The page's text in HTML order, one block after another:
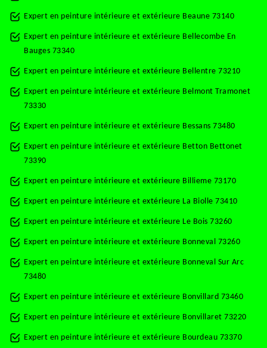
Expert en peinture intérieure et extérieure Beaune 73140
Expert en peinture intérieure et extérieure Bellecombe En
Bauges 73340
Expert en peinture intérieure et extérieure Bellentre 73210
Expert en peinture intérieure et extérieure Belmont Tramonet
73330
Expert en peinture intérieure et extérieure Bessans 73480
Expert en peinture intérieure et extérieure Betton Bettonet
73390
Expert en peinture intérieure et extérieure Billieme 73170
Expert en peinture intérieure et extérieure La Biolle 73410
Expert en peinture intérieure et extérieure Le Bois 73260
Expert en peinture intérieure et extérieure Bonneval 73260
Expert en peinture intérieure et extérieure Bonneval Sur Arc
73480
Expert en peinture intérieure et extérieure Bonvillard 73460
Expert en peinture intérieure et extérieure Bonvillaret 73220
Expert en peinture intérieure et extérieure Bourdeau 73370